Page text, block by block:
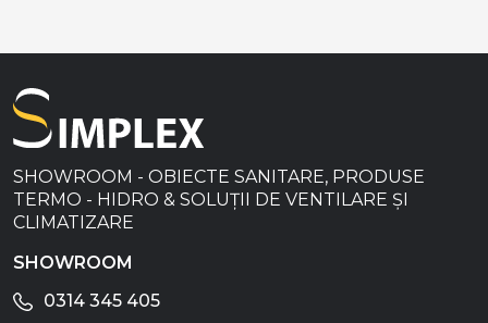
SHOWROOM - OBIECTE SANITARE, PRODUSE
TERMO - HIDRO & SOLUȚII DE VENTILARE ȘI
CLIMATIZARE
SHOWROOM
0314 345 405